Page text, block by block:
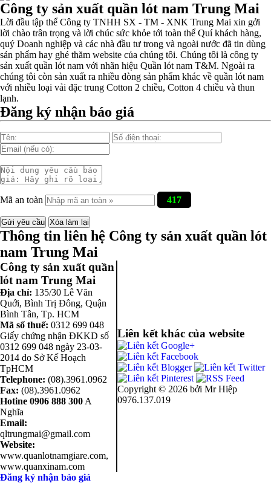
Công ty sản xuất quần lót nam Trung Mai
Lời đầu tập thể Công ty TNHH SX - TM - XNK Trung Mai xin gởi
lời chào trân trọng và lời chúc sức khỏe tới toàn thể Quí khách hàng,
quý Doanh nghiệp và các nhà đầu tư trong và ngoài nước đã tin dùng
sản phẩm hay ghé thăm website của chúng tôi. Chúng tôi là công ty
sản xuất quần lót nam với nhãn hiệu Quần lót nam T&M. Ngoài ra
chúng tôi còn sản xuất ra nhiều dòng sản phẩm khác về quần lót nam
với nhiều loại vải đặc trung Cotton 2 chiều, Cotton 4 chiều và thun
lạnh.
Đăng ký nhận báo giá
Mã an toàn 417
Thông tin liên hệ Công ty sản xuất quần lót
nam Trung Mai
Công ty sản xuất quần
lót nam Trung Mai
Địa chỉ: 135/30 Lê Văn
Quới, Bình Trị Đông, Quận
Bình Tân, Tp. HCM
Mã số thuế: 0312 699 048
Giấy chứng nhận ĐKKD số
0312 699 048 ngày 23-03-
2014 do Sở Kế Hoạch
TpHCM
Telephone: (08).3961.0962
Fax: (08).3961.0962
Hotine 0906 888 300 A
Nghĩa
Email:
qltrungmai@gmail.com
Website:
www.quanlotnamgiare.com,
www.quanxinam.com
Liên kết khác của website
Copyright © 2026 bởi Mr Hiệp
0976.137.019
Đăng ký nhận báo giá